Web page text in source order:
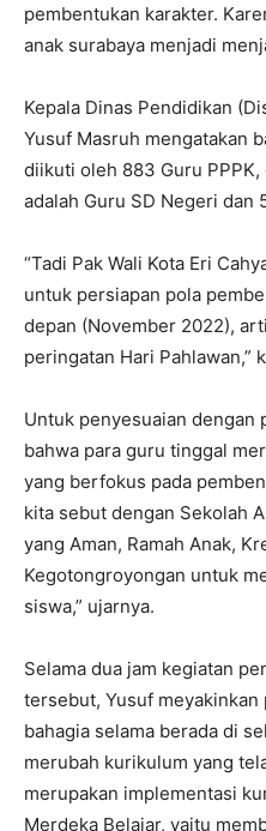
pembentukan karakter.
anak surabaya menjadi
Kepala Dinas Pendidikan
Yusuf Masruh mengatakan
diikuti oleh 883 Guru
adalah Guru SD Negeri dan
“Tadi Pak Wali Kota Eri
untuk persiapan pola
depan (November 2022),
peringatan Hari Pahlawan,”
Untuk penyesuaian dengan
bahwa para guru tinggal
yang berfokus pada
kita sebut dengan Sekolah
yang Aman, Ramah Anak,
Kegotongroyongan untuk
siswa,” ujarnya.
Selama dua jam kegiatan
tersebut, Yusuf meyakinkan
bahagia selama berada di
merubah kurikulum yang
merupakan implementasi
Merdeka Belajar, yaitu